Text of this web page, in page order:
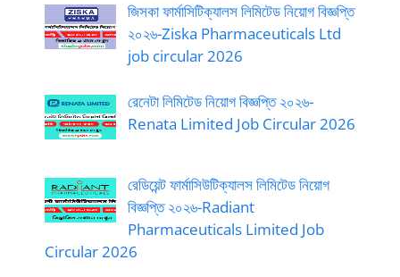
জিসকা ফার্মাসিটিক্যালস লিমিটেড নিয়োগ বিজ্ঞপ্তি
২০২৬-Ziska Pharmaceuticals Ltd
job circular 2026
রেনেটা লিমিটেড নিয়োগ বিজ্ঞপ্তি ২০২৬-
Renata Limited Job Circular 2026
রেডিয়েন্ট ফার্মাসিউটিক্যালস লিমিটেড নিয়োগ
বিজ্ঞপ্তি ২০২৬-Radiant
Pharmaceuticals Limited Job
Circular 2026